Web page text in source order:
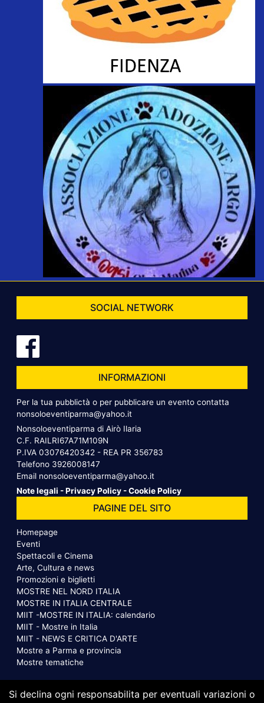
SOCIAL NETWORK
INFORMAZIONI
Per la tua pubblictà o per pubblicare un evento contatta
nonsoloeventiparma@yahoo.it
Nonsoloeventiparma di Airò Ilaria
C.F. RAILRI67A71M109N
P.IVA 03076420342 - REA PR 356783
Telefono 3926008147
Email nonsoloeventiparma@yahoo.it
Note legali -Privacy Policy -Cookie Policy
PAGINE DEL SITO
Homepage
Eventi
Spettacoli e Cinema
Arte, Cultura e news
Promozioni e biglietti
MOSTRE NEL NORD ITALIA
MOSTRE IN ITALIA CENTRALE
MIIT -MOSTRE IN ITALIA: calendario
MIIT - Mostre in Italia
MIIT - NEWS E CRITICA D'ARTE
Mostre a Parma e provincia
Mostre tematiche
Si declina ogni responsabilita per eventuali variazioni o